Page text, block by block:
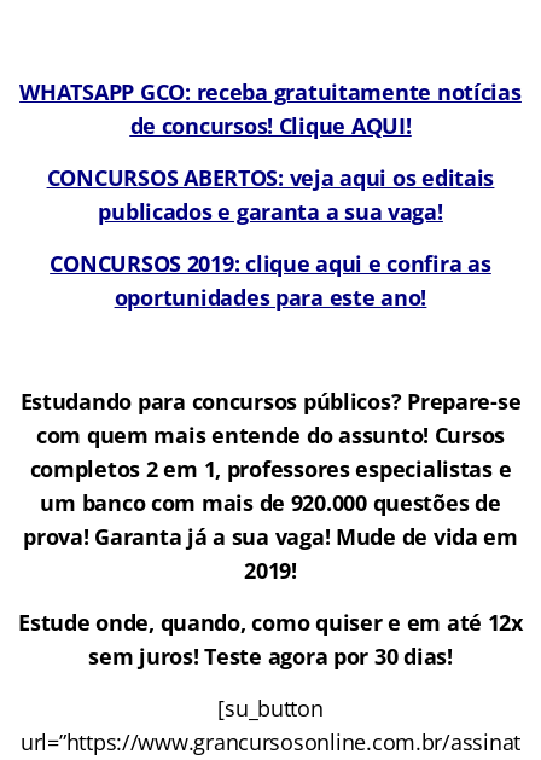
WHATSAPP GCO: receba gratuitamente notícias
de concursos! Clique AQUI!
CONCURSOS ABERTOS: veja aqui os editais
publicados e garanta a sua vaga!
CONCURSOS 2019: clique aqui e confira as
oportunidades para este ano!
Estudando para concursos públicos? Prepare-se
com quem mais entende do assunto! Cursos
completos 2 em 1, professores especialistas e
um banco com mais de 920.000 questões de
prova! Garanta já a sua vaga! Mude de vida em
2019!
Estude onde, quando, como quiser e em até 12x
sem juros! Teste agora por 30 dias!
[su_button
url=”https://www.grancursosonline.com.br/assinat